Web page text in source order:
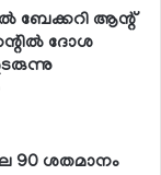
ബേക്കറി ആന്റ്
ദോശ
90 ശതമാനം